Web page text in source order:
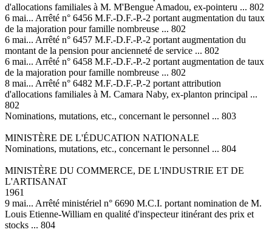
d'allocations familiales à M. M'Bengue Amadou, ex-pointeru ... 802
6 mai... Arrêté n° 6456 M.F.-D.F.-P.-2 portant augmentation du taux
de la majoration pour famille nombreuse ... 802
6 mai... Arrêté n° 6457 M.F.-D.F.-P.-2 portant augmentation du
montant de la pension pour ancienneté de service ... 802
6 mai... Arrêté n° 6458 M.F.-D.F.-P.-2 portant augmentation de taux
de la majoration pour famille nombreuse ... 802
8 mai... Arrêté n° 6482 M.F.-D.F.-P.-2 portant attribution
d'allocations familiales à M. Camara Naby, ex-planton principal ...
802
Nominations, mutations, etc., concernant le personnel ... 803
MINISTÈRE DE L'ÉDUCATION NATIONALE
Nominations, mutations, etc., concernant le personnel ... 804
MINISTÈRE DU COMMERCE, DE L'INDUSTRIE ET DE
L'ARTISANAT
1961
9 mai... Arrêté ministériel n° 6690 M.C.I. portant nomination de M.
Louis Etienne-William en qualité d'inspecteur itinérant des prix et
stocks ... 804